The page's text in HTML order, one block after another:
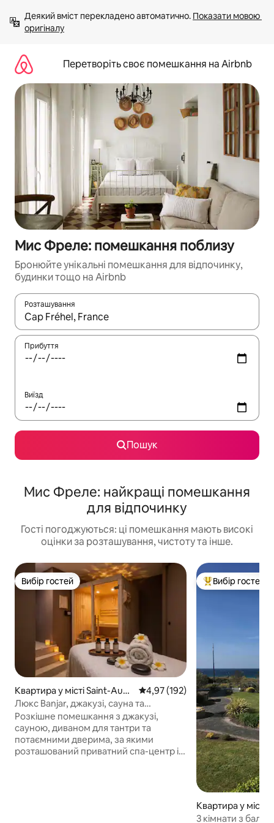
вмісту
Деякий вміст перекладено автоматично. Показати мовою
оригіналу
Перетворіть своє помешкання на Airbnb
Мис Фреле: помешкання поблизу
Бронюйте унікальні помешкання для відпочинку,
будинки тощо на Airbnb
Розташування
Отримавши результати пошуку, використовуйте для
Прибуття
Виїзд
Пошук
Мис Фреле: найкращі помешкання
для відпочинку
Гості погоджуються: ці помешкання мають високі
оцінки за розташування, чистоту та інше.
Вибір гостей
Вибір гостей
Квартира у місті Saint-Aubi
n-d'Aubigné
Середня оцінка: 4,97 з 5,
4,97 (192)
Люкс Banjar, джакузі, сауна та
секретна кімната
Розкішне помешкання з джакузі,
сауною, диваном для тантри та
потаємними дверима, за якими
розташований приватний спа-центр із
Топ вибір гостей
Вибір гостей
Квартира у місті
3 кімнати з